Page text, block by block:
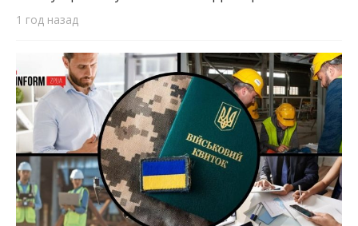
1 год назад